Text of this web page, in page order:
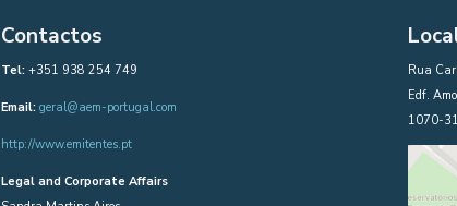
Contactos
Tel: +351 938 254 749
Email: geral@aem-portugal.com
http://www.emitentes.pt
Legal and Corporate Affairs
Rua
Edf.
1070-